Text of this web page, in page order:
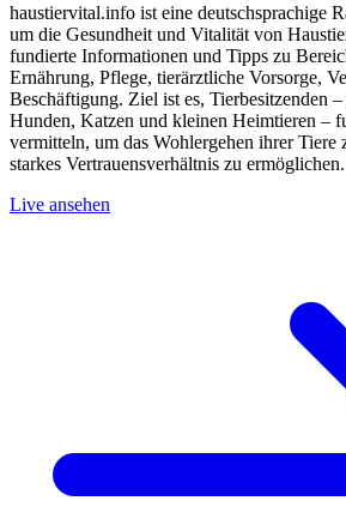
haustiervital.info ist eine deutschsprachige
um die Gesundheit und Vitalität von
fundierte Informationen und Tipps zu
Ernährung, Pflege, tierärztliche Vorsorge,
Beschäftigung. Ziel ist es, Tierbesitzenden
Hunden, Katzen und kleinen Heimtieren –
vermitteln, um das Wohlergehen ihrer Tiere
starkes Vertrauensverhältnis zu ermöglichen.
Live ansehen